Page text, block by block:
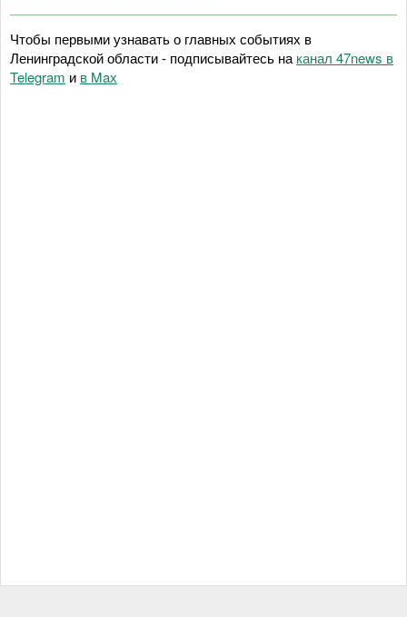
Чтобы первыми узнавать о главных событиях в
Ленинградской области - подписывайтесь на канал 47news в
Telegram и в Maх